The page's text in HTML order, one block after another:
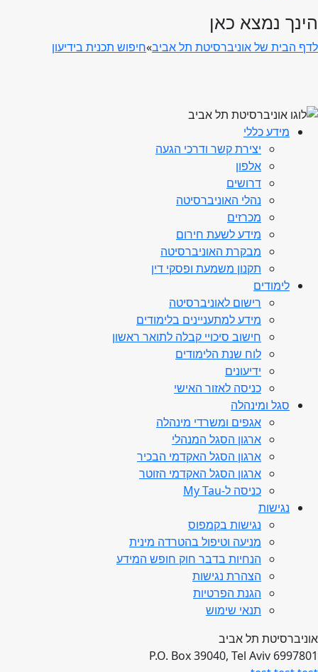
הינך נמצא כאן
לדף הבית של אוניברסיטת תל אביב»חיפוש תכנית בידיעון
מידע כללי
יצירת קשר ודרכי הגעה
אלפון
דרושים
נהלי האוניברסיטה
מכרזים
מידע לשעת חירום
מבקרת האוניברסיטה
תקנון משמעת ופסקי דין
לימודים
רישום לאוניברסיטה
מידע למתעניינים בלימודים
חישוב סיכויי קבלה לתואר ראשון
לוח שנת הלימודים
ידיעונים
כניסה לאזור האישי
סגל ומינהלה
אגפים ומשרדי מינהלה
ארגון הסגל המנהלי
ארגון הסגל האקדמי הבכיר
ארגון הסגל האקדמי הזוטר
כניסה ל-My Tau
נגישות
נגישות בקמפוס
מניעה וטיפול בהטרדה מינית
הנחיות בדבר חוק חופש המידע
הצהרת נגישות
הגנת הפרטיות
תנאי שימוש
אוניברסיטת תל אביב
P.O. Box 39040, Tel Aviv 6997801